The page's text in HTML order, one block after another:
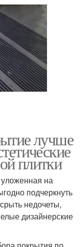
лучше
плитки
на
подчеркнуть
недочеты,
дизайнерские